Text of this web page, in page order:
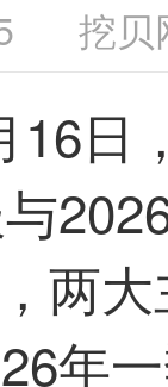
挖贝
16日
两
年